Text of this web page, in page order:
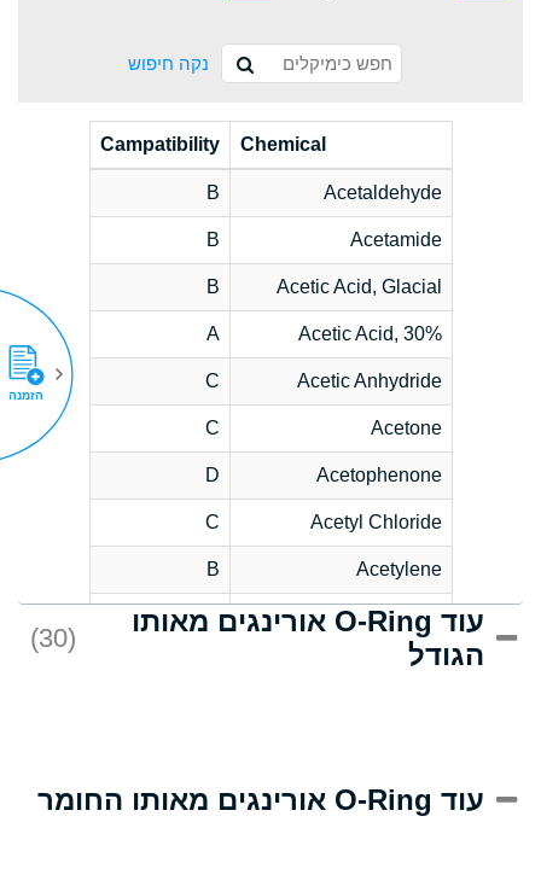
נקה חיפוש
Chemical
Campatibility
Acetaldehyde
B
Acetamide
B
Acetic Acid, Glacial
B
Acetic Acid, 30%
A
Acetic Anhydride
C
Acetone
C
Acetophenone
D
Acetyl Chloride
C
Acetylene
B
Acrlylonitrile
D
Adipic Acid
(Aqueous)
עוד O-Ring אורינגים מאותו
הגודל
(30)
עוד O-Ring אורינגים מאותו החומר
הזמנה